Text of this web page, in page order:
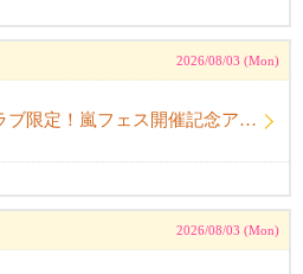
2026/08/03 (Mon)
嵐DVD ファンクラブ限定！嵐フェス開催記念アルバム ウラ嵐マニア CD４枚組
2026/08/03 (Mon)